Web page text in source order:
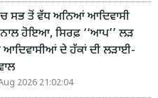
ਸਭ ਤੋਂ ਵੱਧ ਅਨਿਆਂ ਆਦਿਵਾਸੀ
ਹੋਇਆ, ਸਿਰਫ਼ ‘‘ਆਪ’’ ਲੜ
ਆਦਿਵਾਸੀਆਂ ਦੇ ਹੱਕਾਂ ਦੀ ਲੜਾਈ-
2026 21:02:04